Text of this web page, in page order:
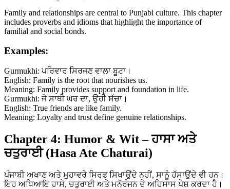
Family and relationships are central to Punjabi culture. This chapter
includes proverbs and idioms that highlight the importance of
familial and social bonds.
Examples:
Gurmukhi: ਪਰਿਵਾਰ ਸਿਰਜਣ ਵਾਲਾ ਬੂਟਾ।
English: Family is the root that nourishes us.
Meaning: Family provides support and foundation in life.
Gurmukhi: ਜੋ ਸਾਥੀ ਘਰ ਦਾ, ਉਹੀ ਸੱਚਾ।
English: True friends are like family.
Meaning: Loyalty and trust define genuine relationships.
Chapter 4: Humor & Wit – ਹਾਸਾ ਅਤੇ
ਚਤੁਰਾਈ (Hasa Ate Chaturai)
ਪੰਜਾਬੀ ਅਖਾਣ ਅਤੇ ਮੁਹਾਵਰੇ ਸਿਰਫ ਸਿਖਾਉਂਦੇ ਨਹੀਂ, ਸਾਨੂੰ ਹੱਸਾਉਂਦੇ ਵੀ ਹਨ।
ਇਹ ਅਧਿਆਇ ਹਾਸੇ, ਚਤੁਰਾਈ ਅਤੇ ਮਨੋਰੰਜਨ ਦੇ ਅਹਿਸਾਸ ਪੇਸ਼ ਕਰਦਾ ਹੈ।